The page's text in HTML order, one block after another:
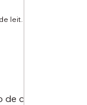
café
1 min de leitura